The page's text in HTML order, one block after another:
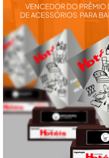
VEJA
TAMBÉM